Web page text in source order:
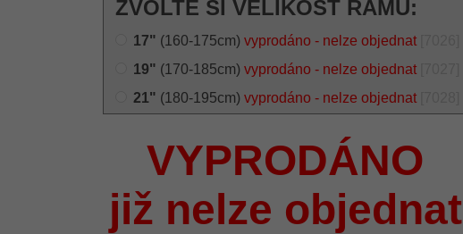
ZVOLTE SI VELIKOST RÁMU:
17" (160-175cm) vyprodáno - nelze objednat
19" (170-185cm) vyprodáno - nelze objednat
21" (180-195cm) vyprodáno - nelze objednat
VYPRODÁNO
již nelze objednat